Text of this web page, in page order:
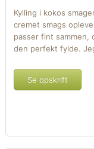
Kylling i kokos
cremet smags
passer fint sammen,
den perfekt fylde.
Se opskrift